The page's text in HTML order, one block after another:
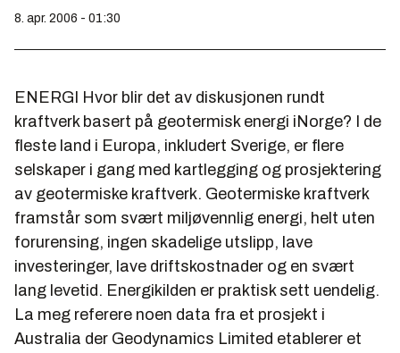
8. apr. 2006 - 01:30
ENERGI Hvor blir det av diskusjonen rundt
kraftverk basert på geotermisk energi iNorge? I de
fleste land i Europa, inkludert Sverige, er flere
selskaper i gang med kartlegging og prosjektering
av geotermiske kraftverk. Geotermiske kraftverk
framstår som svært miljøvennlig energi, helt uten
forurensing, ingen skadelige utslipp, lave
investeringer, lave driftskostnader og en svært
lang levetid. Energikilden er praktisk sett uendelig.
La meg referere noen data fra et prosjekt i
Australia der Geodynamics Limited etablerer et